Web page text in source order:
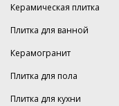
Керамическая плитка
Плитка для ванной
Керамогранит
Плитка для пола
Плитка для кухни